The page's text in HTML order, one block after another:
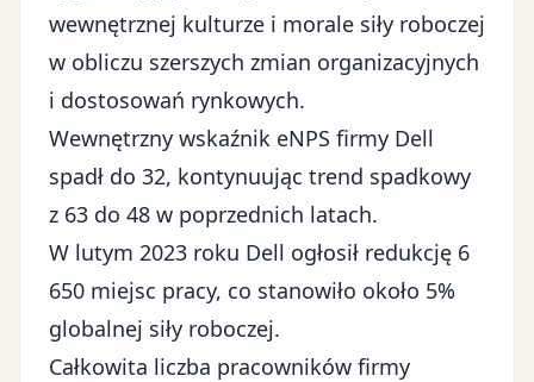
wewnętrznej kulturze i morale siły roboczej
w obliczu szerszych zmian organizacyjnych
i dostosowań rynkowych.
Wewnętrzny wskaźnik eNPS firmy Dell
spadł do 32, kontynuując trend spadkowy
z 63 do 48 w poprzednich latach.
W lutym 2023 roku Dell ogłosił redukcję 6
650 miejsc pracy, co stanowiło około 5%
globalnej siły roboczej.
Całkowita liczba pracowników firmy